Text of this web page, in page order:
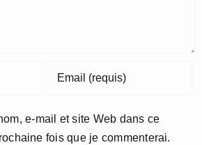
e-mail et site Web dans ce
fois que je commenterai.